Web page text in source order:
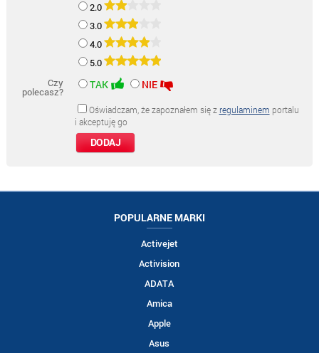
2.0
3.0
4.0
5.0
Czy
polecasz?
TAK NIE
Oświadczam, że zapoznałem się z regulaminem portalu
i akceptuję go
POPULARNE MARKI
Activejet
Activision
ADATA
Amica
Apple
Asus